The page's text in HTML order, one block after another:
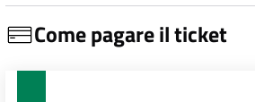
Come pagare il ticket